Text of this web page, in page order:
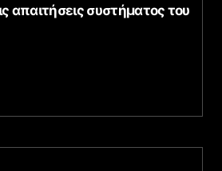
απαιτήσεις συστήματος του